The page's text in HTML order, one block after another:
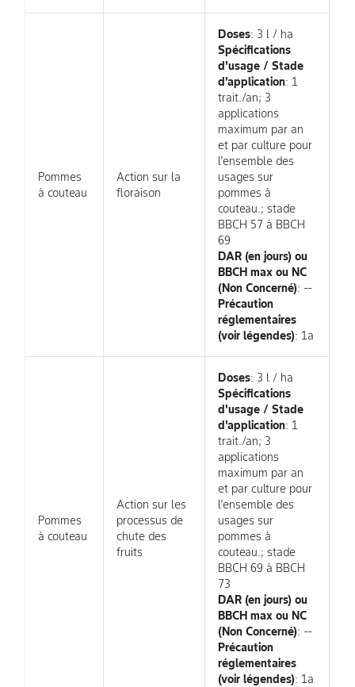
Pommes
à couteau
Action sur la
floraison
Doses: 3 l / ha
Spécifications
d'usage / Stade
d'application: 1
trait./an; 3
applications
maximum par an
et par culture pour
l'ensemble des
usages sur
pommes à
couteau.; stade
BBCH 57 à BBCH
69
DAR (en jours) ou
BBCH max ou NC
(Non Concerné): --
Précaution
réglementaires
(voir légendes): 1a
Pommes
à couteau
Action sur les
processus de
chute des
fruits
Doses: 3 l / ha
Spécifications
d'usage / Stade
d'application: 1
trait./an; 3
applications
maximum par an
et par culture pour
l'ensemble des
usages sur
pommes à
couteau.; stade
BBCH 69 à BBCH
73
DAR (en jours) ou
BBCH max ou NC
(Non Concerné): --
Précaution
réglementaires
(voir légendes): 1a